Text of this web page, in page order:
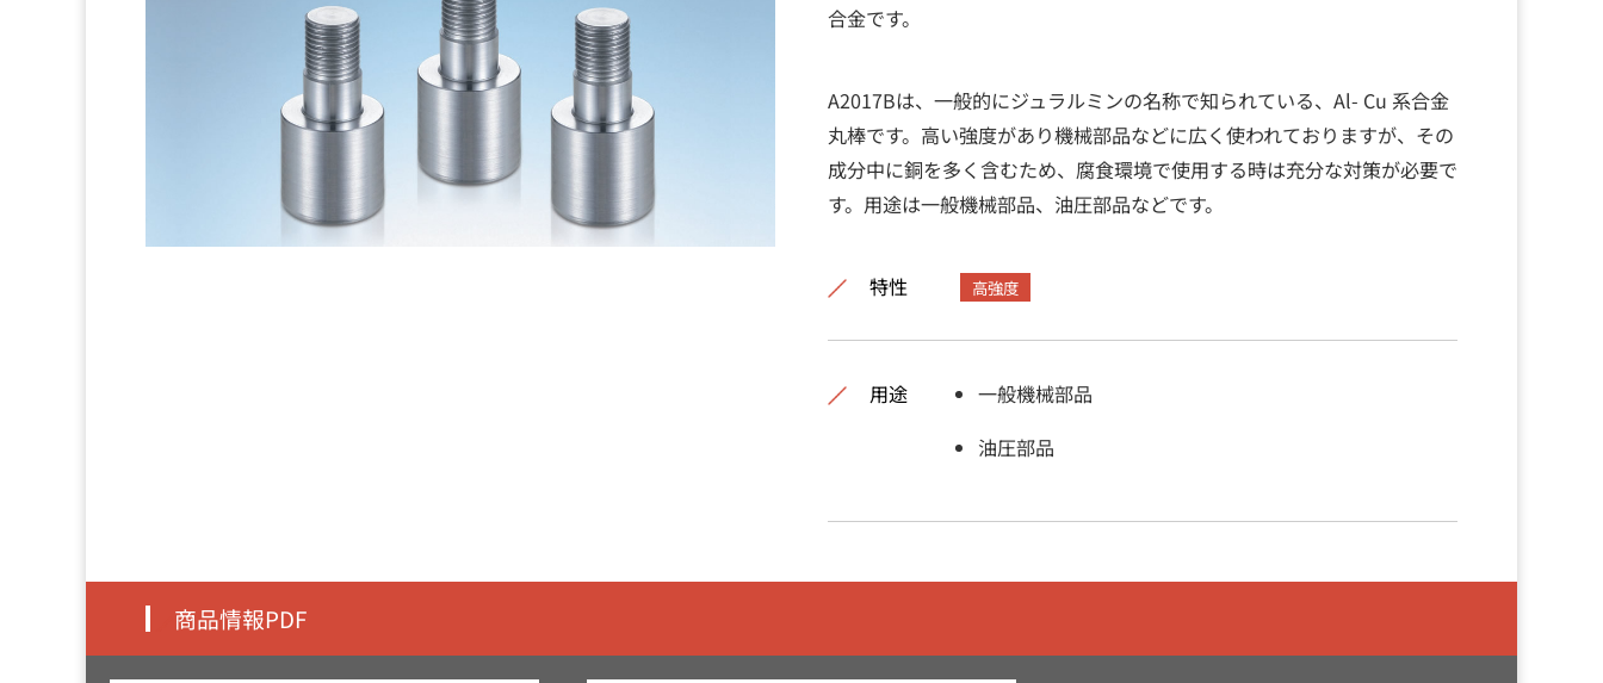
合金です。
A2017Bは、一般的にジュラルミンの名称で知られている、Al- Cu 系合金
丸棒です。高い強度があり機械部品などに広く使われておりますが、その
成分中に銅を多く含むため、腐食環境で使用する時は充分な対策が必要で
す。用途は一般機械部品、油圧部品などです。
特性 高強度
用途
一般機械部品
油圧部品
商品情報PDF